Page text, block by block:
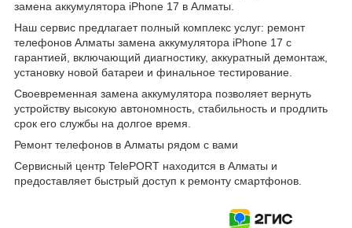
замена аккумулятора iPhone 17 в Алматы.
Наш сервис предлагает полный комплекс услуг: ремонт
телефонов Алматы замена аккумулятора iPhone 17 с
гарантией, включающий диагностику, аккуратный демонтаж,
установку новой батареи и финальное тестирование.
Своевременная замена аккумулятора позволяет вернуть
устройству высокую автономность, стабильность и продлить
срок его службы на долгое время.
Ремонт телефонов в Алматы рядом с вами
Сервисный центр TelePORT находится в Алматы и
предоставляет быстрый доступ к ремонту смартфонов.